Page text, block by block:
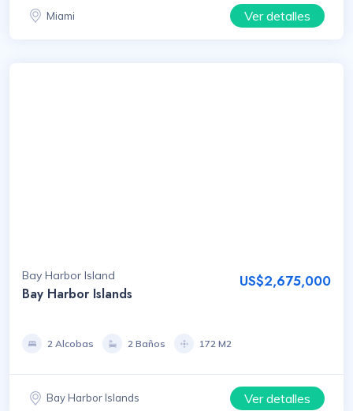
Miami Ver detalles
Bay Harbor Island
Bay Harbor Islands
US$2,675,000
2 Alcobas 2 Baños 172 M2
Bay Harbor Islands Ver detalles